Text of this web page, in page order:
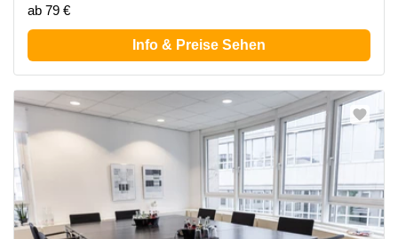
ab 79 €
Info & Preise Sehen